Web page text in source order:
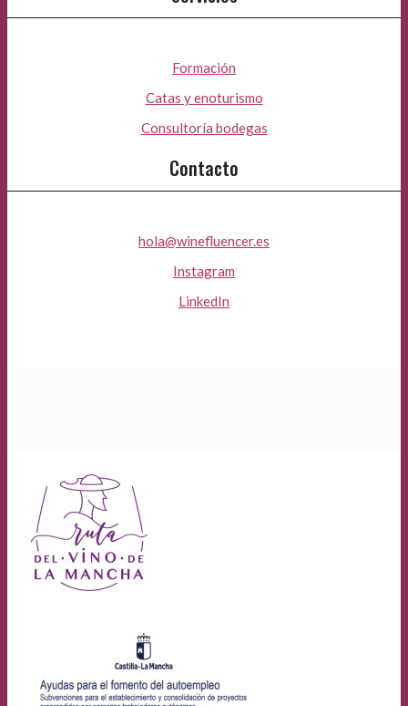
Formación
Catas y enoturismo
Consultoría bodegas
Contacto
hola@winefluencer.es
Instagram
LinkedIn